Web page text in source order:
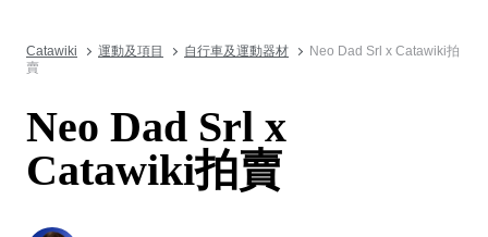
Catawiki 運動及項目 自行車及運動器材
Neo Dad Srl x Catawiki拍
賣
Neo Dad Srl x
Catawiki拍賣